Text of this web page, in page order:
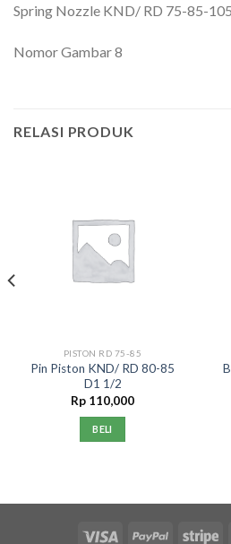
Spring Nozzle KND/ RD 75-85-
Nomor Gambar 8
RELASI PRODUK
PISTON RD 75-85
Pin Piston KND/ RD 80-85
D1 1/2
Rp 110,000
BELI